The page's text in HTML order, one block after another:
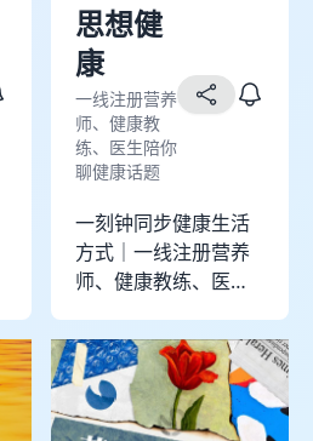
中医十分感兴趣。自
己在长期和疾病的抗
争中习得本领，也希
望能把自己所熟知的
东西传递给大家。
思想健
康
一线注册营养
师、健康教
练、医生陪你
聊健康话题
一刻钟同步健康生活
方式｜一线注册营养
师、健康教练、医生
Hey 你好：）这里是
Healthcrew营养师团
出品的播客「思想健
康」。无论你有什么